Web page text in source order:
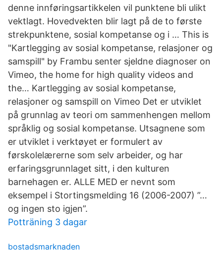
denne innføringsartikkelen vil punktene bli ulikt
vektlagt. Hovedvekten blir lagt på de to første
strekpunktene, sosial kompetanse og i … This is
"Kartlegging av sosial kompetanse, relasjoner og
samspill" by Frambu senter sjeldne diagnoser on
Vimeo, the home for high quality videos and
the… Kartlegging av sosial kompetanse,
relasjoner og samspill on Vimeo Det er utviklet
på grunnlag av teori om sammenhengen mellom
språklig og sosial kompetanse. Utsagnene som
er utviklet i verktøyet er formulert av
førskolelærerne som selv arbeider, og har
erfaringsgrunnlaget sitt, i den kulturen
barnehagen er. ALLE MED er nevnt som
eksempel i Stortingsmelding 16 (2006-2007) ”…
og ingen sto igjen”.
Potträning 3 dagar
bostadsmarknaden